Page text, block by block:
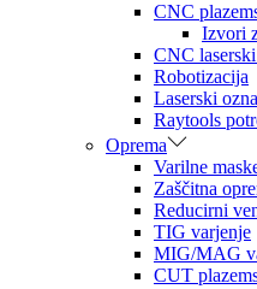
CNC
Izvori
CNC
Robotizacija
Laserski
Raytools
Oprema
Varilne
Zaščitna
Reducirni
TIG varjenje
MIG/MAG
CUT